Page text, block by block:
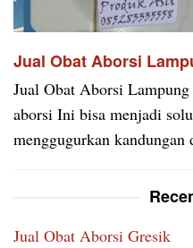
Jual Obat Aborsi
Jual Obat Aborsi
aborsi Ini bisa menjadi
menggugurkan
Jual Obat Aborsi Gresik